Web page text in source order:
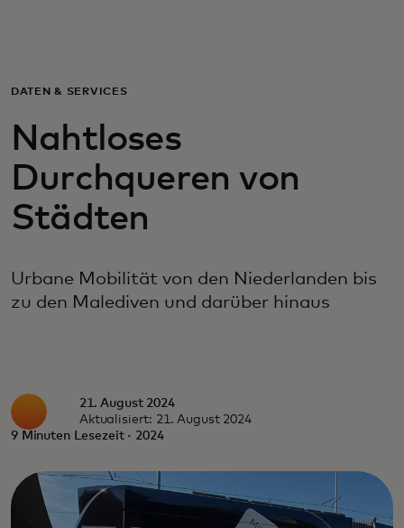
Für Unternehmen
Für die Welt
Für Innovatoren
Neuigkeiten und Trends
DATEN & SERVICES
Nahtloses
Durchqueren von
Städten
Urbane Mobilität von den Niederlanden bis
zu den Malediven und darüber hinaus
21. August 2024
Aktualisiert: 21. August 2024
9 Minuten Lesezeit · 2024